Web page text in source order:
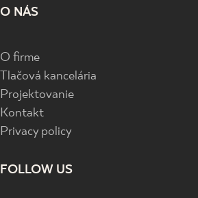
O NÁS
O firme
Tlačová kancelária
Projektovanie
Kontakt
Privacy policy
FOLLOW US